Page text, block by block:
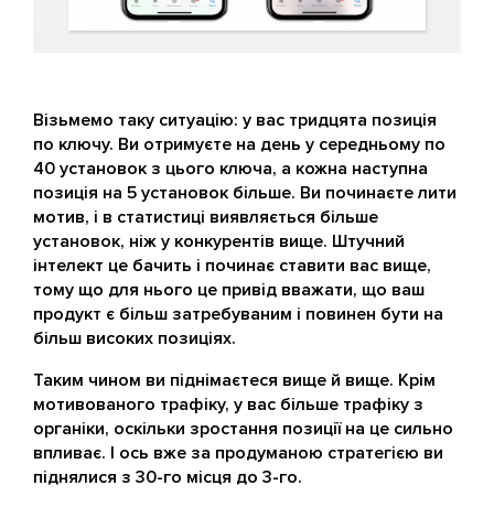
Візьмемо таку ситуацію: у вас тридцята позиція
по ключу. Ви отримуєте на день у середньому по
40 установок з цього ключа, а кожна наступна
позиція на 5 установок більше. Ви починаєте лити
мотив, і в статистиці виявляється більше
установок, ніж у конкурентів вище. Штучний
інтелект це бачить і починає ставити вас вище,
тому що для нього це привід вважати, що ваш
продукт є більш затребуваним і повинен бути на
більш високих позиціях.
Таким чином ви піднімаєтеся вище й вище. Крім
мотивованого трафіку, у вас більше трафіку з
органіки, оскільки зростання позиції на це сильно
впливає. І ось вже за продуманою стратегією ви
піднялися з 30-го місця до 3-го.